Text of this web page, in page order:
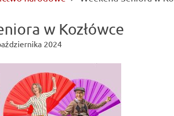
w Kozłówce
2024